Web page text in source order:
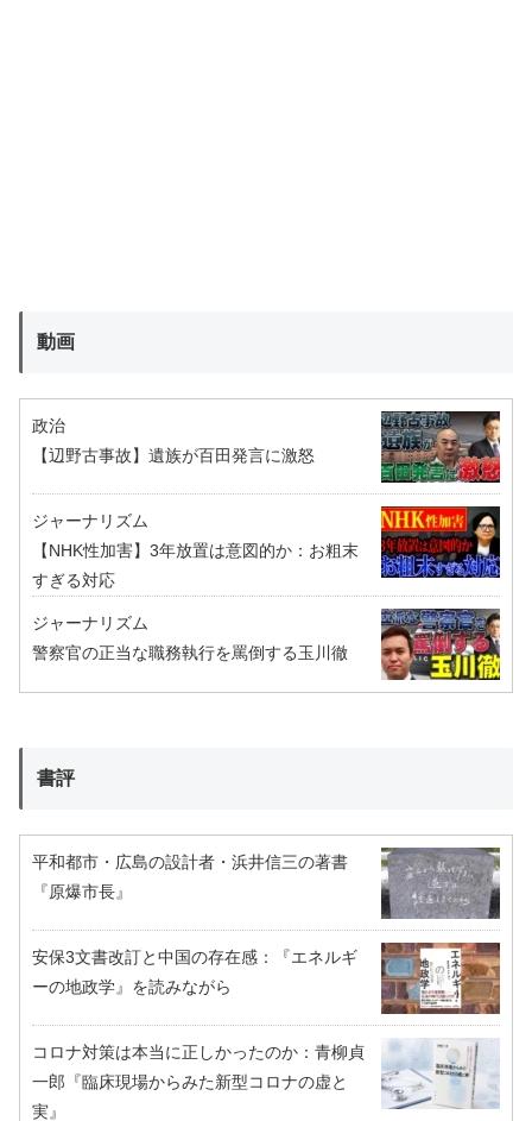
動画
政治
【辺野古事故】遺族が百田発言に激怒
ジャーナリズム
【NHK性加害】3年放置は意図的か：お粗末
すぎる対応
ジャーナリズム
警察官の正当な職務執行を罵倒する玉川徹
書評
平和都市・広島の設計者・浜井信三の著書
『原爆市長』
安保3文書改訂と中国の存在感：『エネルギ
ーの地政学』を読みながら
コロナ対策は本当に正しかったのか：青柳貞
一郎『臨床現場からみた新型コロナの虚と
実』